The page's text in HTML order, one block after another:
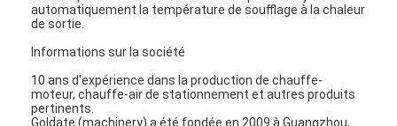
automatiquement la température de soufflage à la chaleur
de sortie.
Informations sur la société
10 ans d'expérience dans la production de chauffe-
moteur, chauffe-air de stationnement et autres produits
pertinents.
Goldate (machinery) a été fondée en 2009 à Guangzhou,